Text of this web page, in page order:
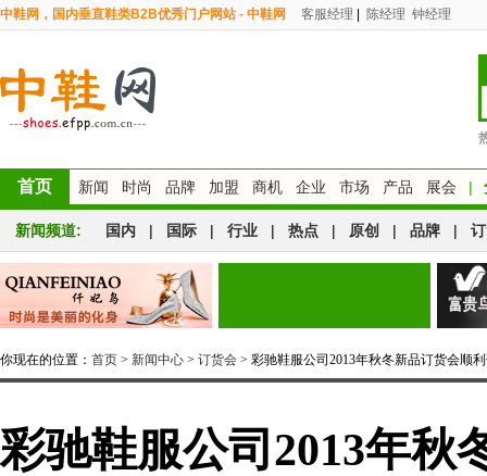
中鞋网，国内垂直鞋类B2B优秀门户网站 - 中鞋网 客服经理 陈经理 钟经理
首页 新闻 时尚 品牌 加盟 商机 企业 市场 产品 展会 |
新闻频道: 国内 | 国际 | 行业 | 热点 | 原创 | 品牌 |
你现在的位置： 首页 > 新闻中心 > 订货会 > 彩驰鞋服公司2013年秋冬新品订货会顺
彩驰鞋服公司2013年秋